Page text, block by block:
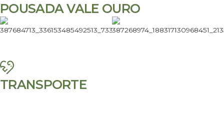
POUSADA VALE OURO
TRANSPORTE